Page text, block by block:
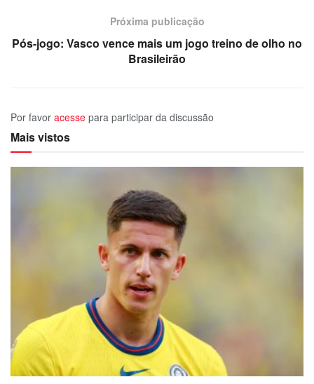
Próxima publicação
Pós-jogo: Vasco vence mais um jogo treino de olho no
Brasileirão
Por favor acesse para participar da discussão
Mais vistos